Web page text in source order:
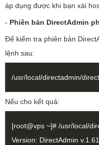
áp dụng được khi bạn xài
- Phiên bản DirectAdmin
Để kiểm tra phiên bản
lệnh sau:
/usr/local/directadmin/
Nếu cho kết quả:
[root@vps ~]# /usr/local/
Version: DirectAdmin